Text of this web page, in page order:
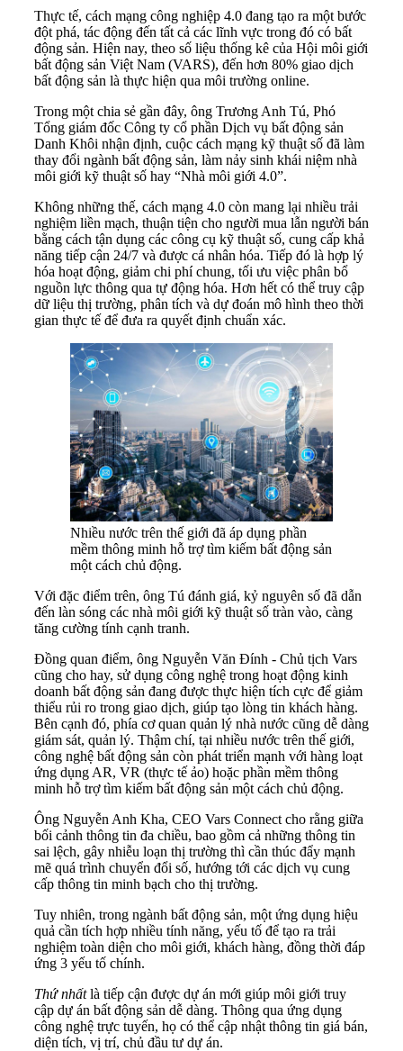
Thực tế, cách mạng công nghiệp 4.0 đang tạo ra một bước
đột phá, tác động đến tất cả các lĩnh vực trong đó có bất
động sản. Hiện nay, theo số liệu thống kê của Hội môi giới
bất động sản Việt Nam (VARS), đến hơn 80% giao dịch
bất động sản là thực hiện qua môi trường online.
Trong một chia sẻ gần đây, ông Trương Anh Tú, Phó
Tổng giám đốc Công ty cổ phần Dịch vụ bất động sản
Danh Khôi nhận định, cuộc cách mạng kỹ thuật số đã làm
thay đổi ngành bất động sản, làm nảy sinh khái niệm nhà
môi giới kỹ thuật số hay “Nhà môi giới 4.0”.
Không những thế, cách mạng 4.0 còn mang lại nhiều trải
nghiệm liền mạch, thuận tiện cho người mua lẫn người bán
bằng cách tận dụng các công cụ kỹ thuật số, cung cấp khả
năng tiếp cận 24/7 và được cá nhân hóa. Tiếp đó là hợp lý
hóa hoạt động, giảm chi phí chung, tối ưu việc phân bổ
nguồn lực thông qua tự động hóa. Hơn hết có thể truy cập
dữ liệu thị trường, phân tích và dự đoán mô hình theo thời
gian thực tế để đưa ra quyết định chuẩn xác.
Nhiều nước trên thế giới đã áp dụng phần
mềm thông minh hỗ trợ tìm kiếm bất động sản
một cách chủ động.
Với đặc điểm trên, ông Tú đánh giá, kỷ nguyên số đã dẫn
đến làn sóng các nhà môi giới kỹ thuật số tràn vào, càng
tăng cường tính cạnh tranh.
Đồng quan điểm, ông Nguyễn Văn Đính - Chủ tịch Vars
cũng cho hay, sử dụng công nghệ trong hoạt động kinh
doanh bất động sản đang được thực hiện tích cực để giảm
thiểu rủi ro trong giao dịch, giúp tạo lòng tin khách hàng.
Bên cạnh đó, phía cơ quan quản lý nhà nước cũng dễ dàng
giám sát, quản lý. Thậm chí, tại nhiều nước trên thế giới,
công nghệ bất động sản còn phát triển mạnh với hàng loạt
ứng dụng AR, VR (thực tế ảo) hoặc phần mềm thông
minh hỗ trợ tìm kiếm bất động sản một cách chủ động.
Ông Nguyễn Anh Kha, CEO Vars Connect cho rằng giữa
bối cảnh thông tin đa chiều, bao gồm cả những thông tin
sai lệch, gây nhiễu loạn thị trường thì cần thúc đẩy mạnh
mẽ quá trình chuyển đổi số, hướng tới các dịch vụ cung
cấp thông tin minh bạch cho thị trường.
Tuy nhiên, trong ngành bất động sản, một ứng dụng hiệu
quả cần tích hợp nhiều tính năng, yếu tố để tạo ra trải
nghiệm toàn diện cho môi giới, khách hàng, đồng thời đáp
ứng 3 yếu tố chính.
Thứ nhấtlà tiếp cận được dự án mới giúp môi giới truy
cập dự án bất động sản dễ dàng. Thông qua ứng dụng
công nghệ trực tuyến, họ có thể cập nhật thông tin giá bán,
diện tích, vị trí, chủ đầu tư dự án.